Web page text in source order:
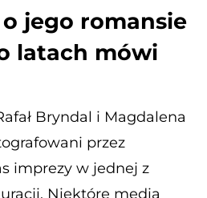
jego romansie
latach mówi
Bryndal i Magdalena
przez
imprezy w jednej z
Niektóre media